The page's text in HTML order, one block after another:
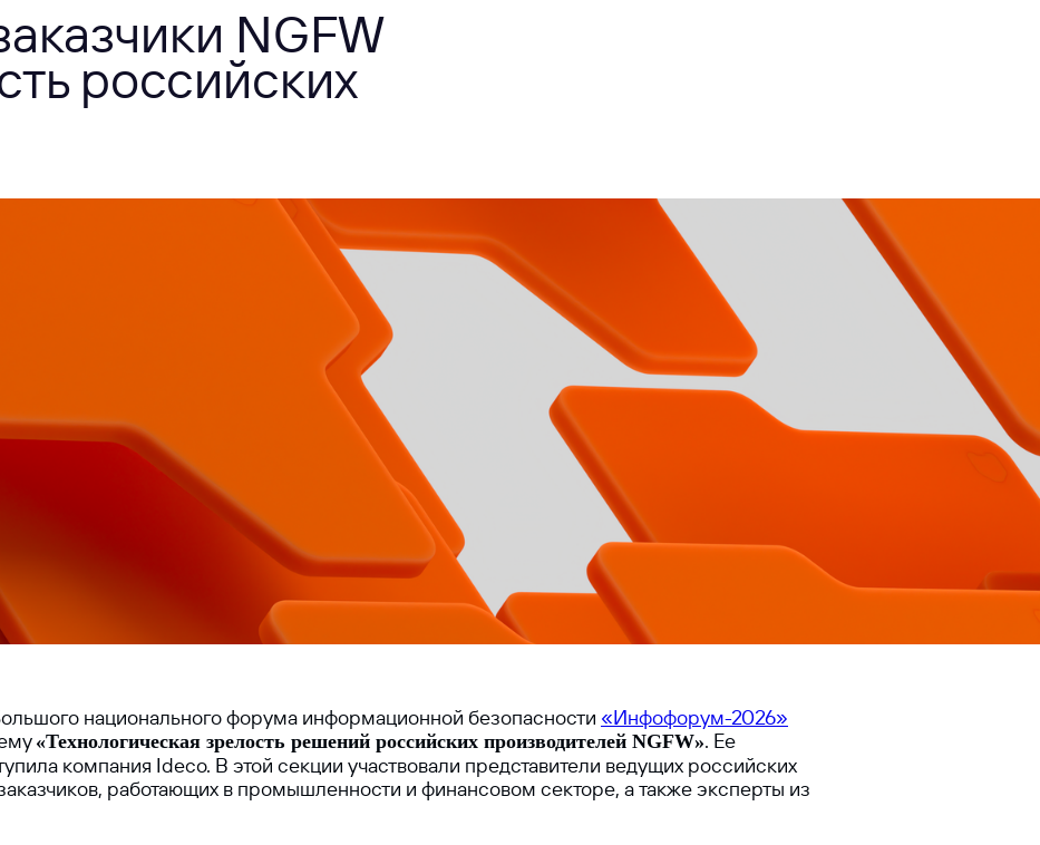
NGFW
российских
национального форума информационной безопасности «Инфофорум-2026»
«Технологическая зрелость решений российских производителей NGFW». Ее
компания Ideco. В этой секции участвовали представители ведущих российских
работающих в промышленности и финансовом секторе, а также эксперты из